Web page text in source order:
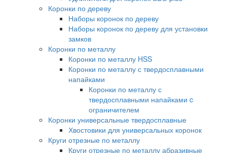
Коронки по дереву
Наборы коронок по дереву
Наборы коронок по дереву для установки
замков
Коронки по металлу
Коронки по металлу HSS
Коронки по металлу с твердосплавными
напайками
Коронки по металлу с
твердосплавными напайками c
ограничителем
Коронки универсальные твердосплавные
Хвостовики для универсальных коронок
Круги отрезные по металлу
Круги отрезные по металлу абразивные